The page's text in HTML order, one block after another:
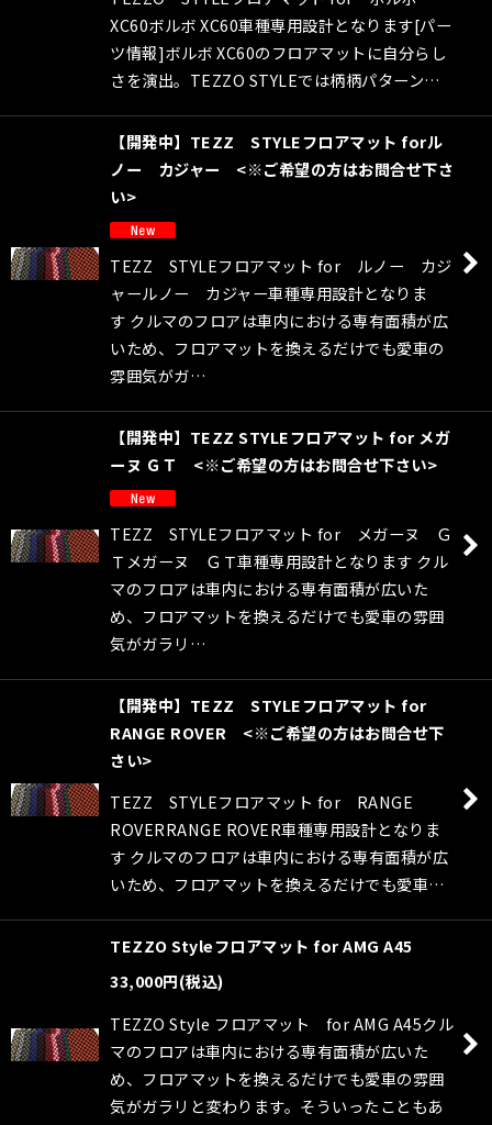
XC60ボルボ XC60車種専用設計となります[パー
ツ情報]ボルボ XC60のフロアマットに自分らし
さを演出。TEZZO STYLEでは柄柄パターン…
【開発中】TEZZ STYLEフロアマット forル
ノー カジャー <※ご希望の方はお問合せ下さ
い>
TEZZ STYLEフロアマット for ルノー カジ
ャールノー カジャー車種専用設計となりま
す クルマのフロアは車内における専有面積が広
いため、フロアマットを換えるだけでも愛車の
雰囲気がガ…
【開発中】TEZZ STYLEフロアマット for メガ
ーヌ ＧＴ <※ご希望の方はお問合せ下さい>
TEZZ STYLEフロアマット for メガーヌ Ｇ
Ｔメガーヌ ＧＴ車種専用設計となります クル
マのフロアは車内における専有面積が広いた
め、フロアマットを換えるだけでも愛車の雰囲
気がガラリ…
【開発中】TEZZ STYLEフロアマット for
RANGE ROVER <※ご希望の方はお問合せ下
さい>
TEZZ STYLEフロアマット for RANGE
ROVERRANGE ROVER車種専用設計となりま
す クルマのフロアは車内における専有面積が広
いため、フロアマットを換えるだけでも愛車…
TEZZO Styleフロアマット for AMG A45
33,000円(税込)
TEZZO Style フロアマット for AMG A45クル
マのフロアは車内における専有面積が広いた
め、フロアマットを換えるだけでも愛車の雰囲
気がガラリと変わります。そういったこともあ